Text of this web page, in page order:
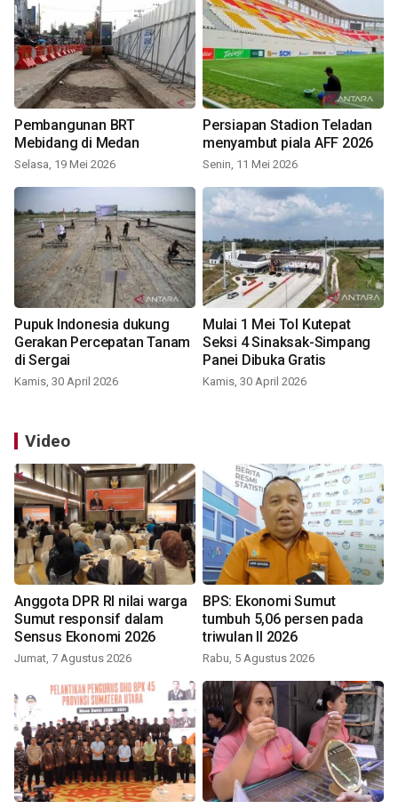
Pembangunan BRT
Mebidang di Medan
Selasa, 19 Mei 2026
Persiapan Stadion Teladan
menyambut piala AFF 2026
Senin, 11 Mei 2026
Pupuk Indonesia dukung
Gerakan Percepatan Tanam
di Sergai
Kamis, 30 April 2026
Mulai 1 Mei Tol Kutepat
Seksi 4 Sinaksak-Simpang
Panei Dibuka Gratis
Kamis, 30 April 2026
Video
Anggota DPR RI nilai warga
Sumut responsif dalam
Sensus Ekonomi 2026
Jumat, 7 Agustus 2026
BPS: Ekonomi Sumut
tumbuh 5,06 persen pada
triwulan II 2026
Rabu, 5 Agustus 2026